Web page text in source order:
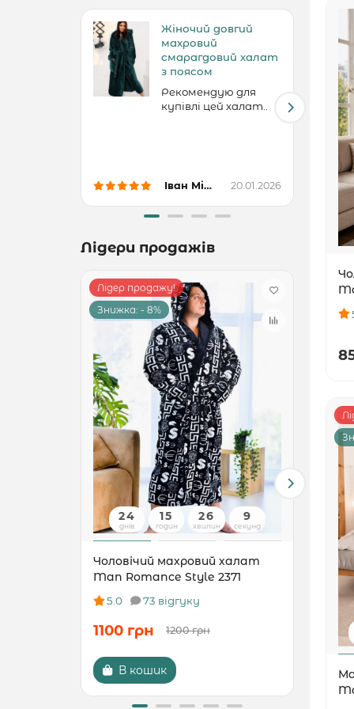
Жіночий довгий
махровий
смарагдовий халат
з поясом
Рекомендую для
купівлі цей халат..
Іван Місієнко 20.01.2026
Лідери продажів
Лідер продажу!
Знижка: - 8%
24
днів
15
годин
26
хвилин
7
секунд
Чоловічий махровий халат
Man Romance Style 2371
5.0 73 відгуку
1100 грн 1200 грн
В кошик
5.0